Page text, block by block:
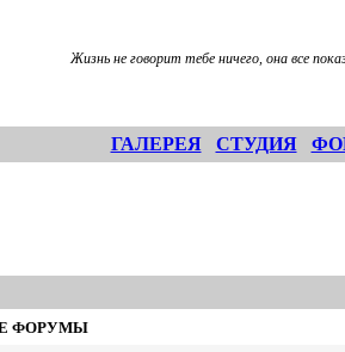
Жизнь не говорит тебе ничего, она все
ГАЛЕРЕЯ СТУДИЯ
ФОРУМЫ